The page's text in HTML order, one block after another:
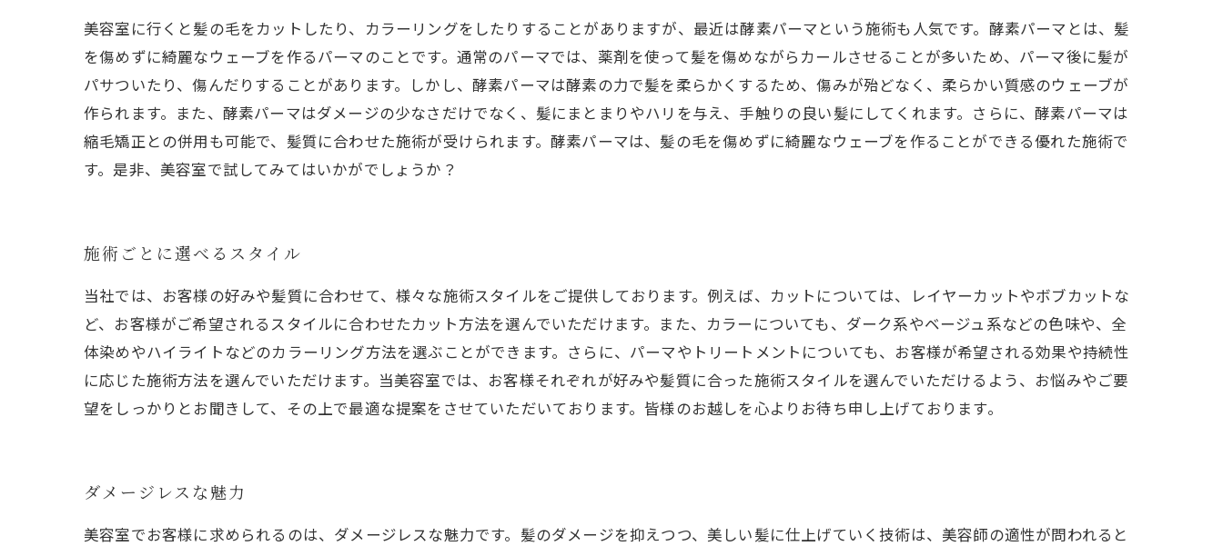
美容室に行くと髪の毛をカットしたり、カラーリングをしたりすることがありますが、最近は酵素パーマという施術も人気です。酵素パーマとは、髪
を傷めずに綺麗なウェーブを作るパーマのことです。通常のパーマでは、薬剤を使って髪を傷めながらカールさせることが多いため、パーマ後に髪が
パサついたり、傷んだりすることがあります。しかし、酵素パーマは酵素の力で髪を柔らかくするため、傷みが殆どなく、柔らかい質感のウェーブが
作られます。また、酵素パーマはダメージの少なさだけでなく、髪にまとまりやハリを与え、手触りの良い髪にしてくれます。さらに、酵素パーマは
縮毛矯正との併用も可能で、髪質に合わせた施術が受けられます。酵素パーマは、髪の毛を傷めずに綺麗なウェーブを作ることができる優れた施術で
す。是非、美容室で試してみてはいかがでしょうか？
施術ごとに選べるスタイル
当社では、お客様の好みや髪質に合わせて、様々な施術スタイルをご提供しております。例えば、カットについては、レイヤーカットやボブカットな
ど、お客様がご希望されるスタイルに合わせたカット方法を選んでいただけます。また、カラーについても、ダーク系やベージュ系などの色味や、全
体染めやハイライトなどのカラーリング方法を選ぶことができます。さらに、パーマやトリートメントについても、お客様が希望される効果や持続性
に応じた施術方法を選んでいただけます。当美容室では、お客様それぞれが好みや髪質に合った施術スタイルを選んでいただけるよう、お悩みやご要
望をしっかりとお聞きして、その上で最適な提案をさせていただいております。皆様のお越しを心よりお待ち申し上げております。
ダメージレスな魅力
美容室でお客様に求められるのは、ダメージレスな魅力です。髪のダメージを抑えつつ、美しい髪に仕上げていく技術は、美容師の適性が問われると